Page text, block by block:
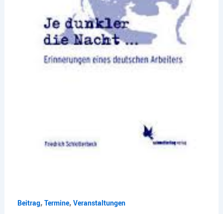
Beitrag, Termine, Veranstaltungen